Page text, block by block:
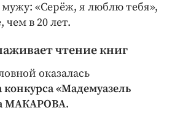
мужу: «Серёж, я люблю тебя»,
чем в 20 лет.
чтение книг
оказалась
«Мадемуазель
МАКАРОВА.